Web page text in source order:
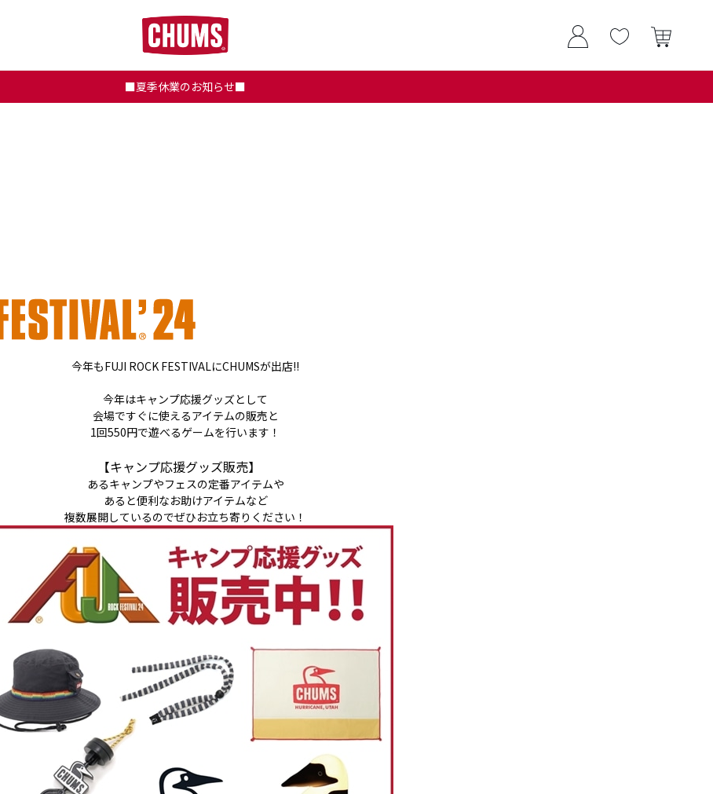
■夏季休業のお知らせ■
今年もFUJI ROCK FESTIVALにCHUMSが出店!!
今年はキャンプ応援グッズとして
会場ですぐに使えるアイテムの販売と
1回550円で遊べるゲームを行います！
【キャンプ応援グッズ販売】
あるキャンプやフェスの定番アイテムや
あると便利なお助けアイテムなど
複数展開しているのでぜひお立ち寄りください！